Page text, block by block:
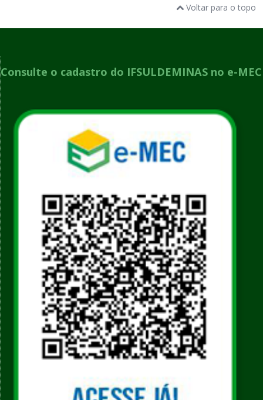
Voltar para o topo
Consulte o cadastro do IFSULDEMINAS no e-MEC